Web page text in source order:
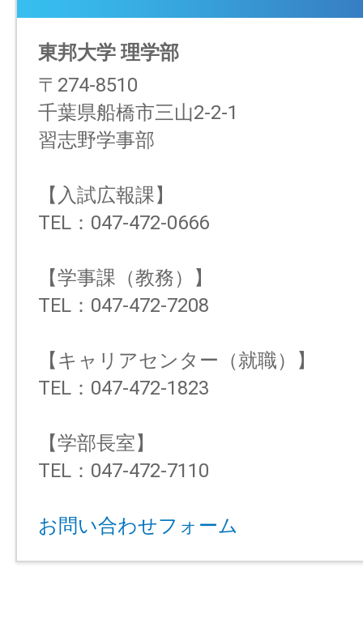
東邦大学 理学部
〒274-8510
千葉県船橋市三山2-2-1
習志野学事部
【入試広報課】
TEL：047-472-0666
【学事課（教務）】
TEL：047-472-7208
【キャリアセンター（就職）】
TEL：047-472-1823
【学部長室】
TEL：047-472-7110
お問い合わせフォーム